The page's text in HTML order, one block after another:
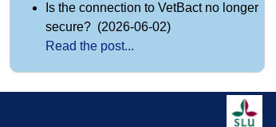
Is the connection to VetBact no longer
secure? (2026-06-02)
Read the post...